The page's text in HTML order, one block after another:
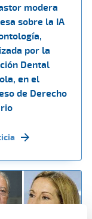
modera
sobre la IA
por la
Dental
en el
de Derecho